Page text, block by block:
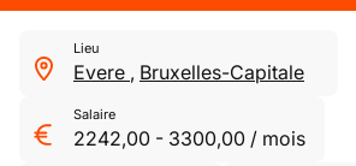
Lieu
Evere , Bruxelles-Capitale
Salaire
2242,00 - 3300,00 / mois